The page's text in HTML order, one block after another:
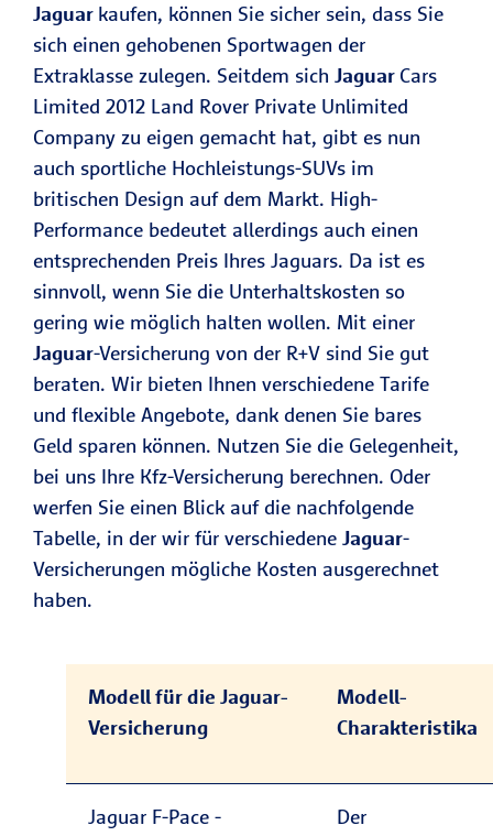
Jaguar kaufen, können Sie sicher sein, dass Sie
sich einen gehobenen Sportwagen der
Extraklasse zulegen. Seitdem sich Jaguar Cars
Limited 2012 Land Rover Private Unlimited
Company zu eigen gemacht hat, gibt es nun
auch sportliche Hochleistungs-SUVs im
britischen Design auf dem Markt. High-
Performance bedeutet allerdings auch einen
entsprechenden Preis Ihres Jaguars. Da ist es
sinnvoll, wenn Sie die Unterhaltskosten so
gering wie möglich halten wollen. Mit einer
Jaguar-Versicherung von der R+V sind Sie gut
beraten. Wir bieten Ihnen verschiedene Tarife
und flexible Angebote, dank denen Sie bares
Geld sparen können. Nutzen Sie die Gelegenheit,
bei uns Ihre Kfz-Versicherung berechnen. Oder
werfen Sie einen Blick auf die nachfolgende
Tabelle, in der wir für verschiedene Jaguar-
Versicherungen mögliche Kosten ausgerechnet
haben.
Modell für die Jaguar-
Versicherung
Modell-
Charakteristika
Jaguar F-Pace -
Der